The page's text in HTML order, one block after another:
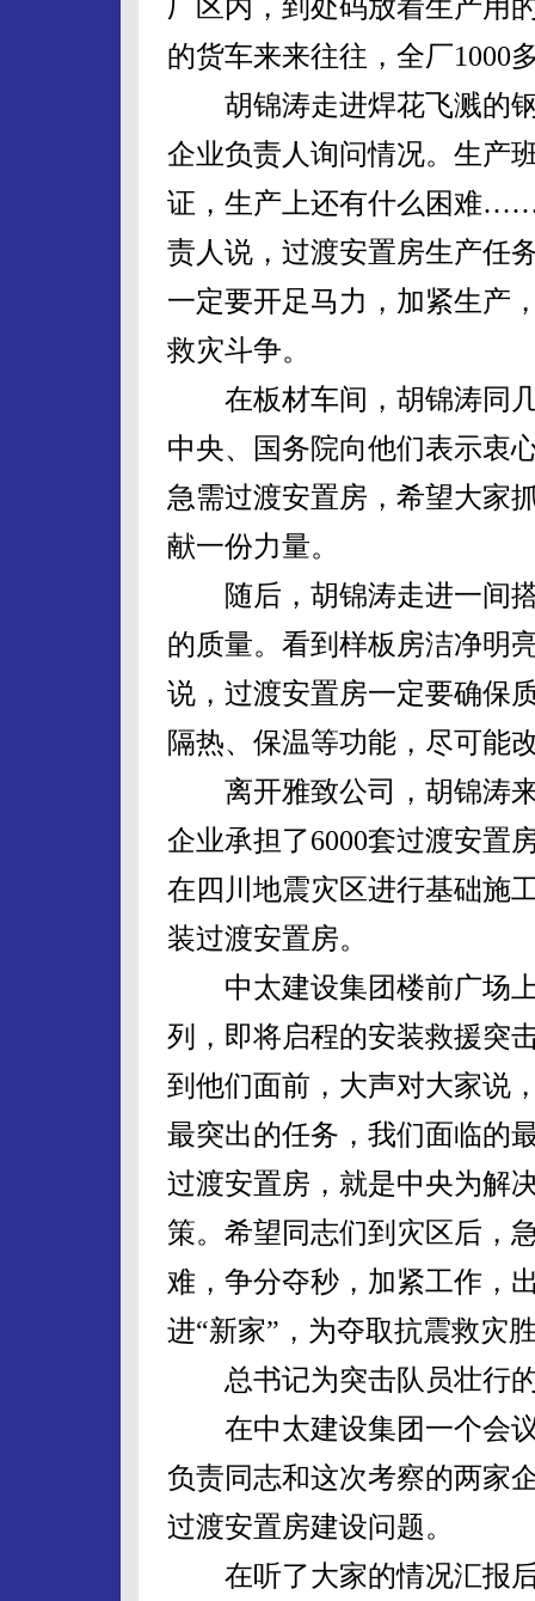
厂区内，到处码放着生产用
的货车来来往往，全厂1000
胡锦涛走进焊花飞溅的钢
企业负责人询问情况。生产
证，生产上还有什么困难
责人说，过渡安置房生产任
一定要开足马力，加紧生产
救灾斗争。
在板材车间，胡锦涛同几
中央、国务院向他们表示衷
急需过渡安置房，希望大家
献一份力量。
随后，胡锦涛走进一间搭
的质量。看到样板房洁净明
说，过渡安置房一定要确保
隔热、保温等功能，尽可能
离开雅致公司，胡锦涛来
企业承担了6000套过渡安置
在四川地震灾区进行基础施
装过渡安置房。
中太建设集团楼前广场上
列，即将启程的安装救援突
到他们面前，大声对大家说
最突出的任务，我们面临的
过渡安置房，就是中央为解
策。希望同志们到灾区后，
难，争分夺秒，加紧工作，
进“新家”，为夺取抗震救灾
总书记为突击队员壮行的
在中太建设集团一个会议
负责同志和这次考察的两家
过渡安置房建设问题。
在听了大家的情况汇报后